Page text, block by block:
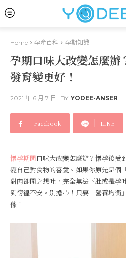
Home 孕產百科 孕期知識
孕期口味大改變怎麼辦
發育變更好！
2021 年 6 月 7 日 BY YODEE-ANSER
Facebook LINE
懷孕期間口味大改變怎麼辦？懷孕後受
變自己對食物的喜愛。如果你原先是個
對肉卻聞之想吐，完全無法下肚或是孕
到徬徨不安。別擔心！只要「營養均衡
係！